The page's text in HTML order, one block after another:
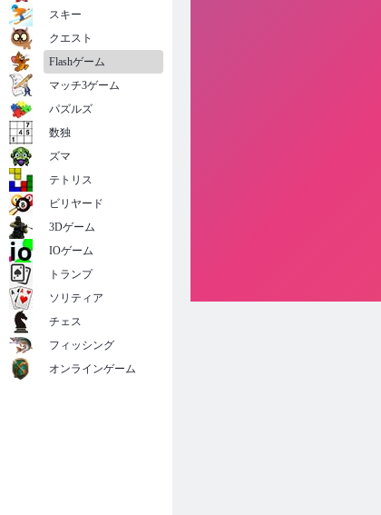
スキー
クエスト
Flashゲーム
マッチ3ゲーム
パズルズ
数独
ズマ
テトリス
ビリヤード
3Dゲーム
IOゲーム
トランプ
ソリティア
チェス
フィッシング
オンラインゲーム